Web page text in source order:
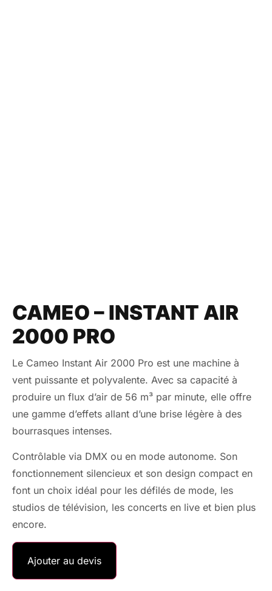
CAMEO – INSTANT AIR
2000 PRO
Le Cameo Instant Air 2000 Pro est une machine à
vent puissante et polyvalente. Avec sa capacité à
produire un flux d’air de 56 m³ par minute, elle offre
une gamme d’effets allant d’une brise légère à des
bourrasques intenses.
Contrôlable via DMX ou en mode autonome. Son
fonctionnement silencieux et son design compact en
font un choix idéal pour les défilés de mode, les
studios de télévision, les concerts en live et bien plus
encore.
Ajouter au devis